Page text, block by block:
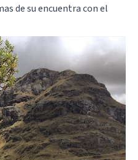
de su encuentra con el